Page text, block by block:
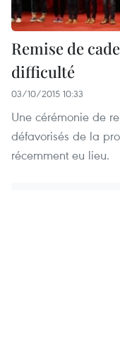
Remise de
difficulté
03/10/2015 10:33
Une cérémonie de
défavorisés de la
récemment eu lieu.